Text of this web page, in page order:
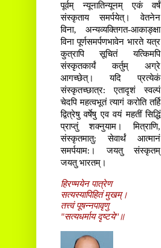
पूर्वम् न्यूनातिन्यूनम् एकं वर्षं
संस्कृताय समर्पयेत्। वेतनेन
विना, अन्यव्यक्तिगत-आकाङ्क्षा
विना पूर्णसमर्पणभावेन भारते यत्र
कुत्रापि सूचितं यत्किमपि
संस्कृतकार्यं कर्तुम् अग्रे
आगच्छेत्। यदि प्रत्येकं
संस्कृतच्छात्र: एतादृशं स्वल्पं
चेदपि महत्वभूतं त्यागं करोति तर्हि
द्वित्रेषु वर्षेषु एव वयं महतीं सिद्धिं
प्राप्तुं शक्नुयाम। मित्राणि,
संस्कृतमातु: सेवार्थं आत्मानं
समर्पयाम:। जयतु संस्कृतम्
जयतु भारतम्।
हिरण्मयेन पात्रेण
सत्यस्यापिहितं मुखम्।
तत्त्वं पूषन्नपावृणु
"सत्यधर्माय दृष्टये"॥